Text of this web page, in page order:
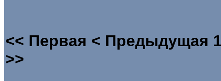
<< Первая < Предыдущая
>>